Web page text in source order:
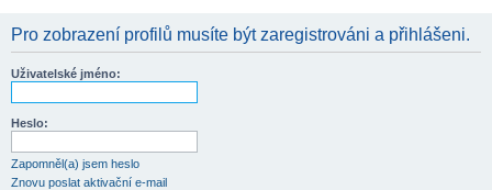
Pro zobrazení profilů musíte být zaregistrováni a přihlášeni.
Uživatelské jméno:
Heslo:
Zapomněl(a) jsem heslo
Znovu poslat aktivační e-mail